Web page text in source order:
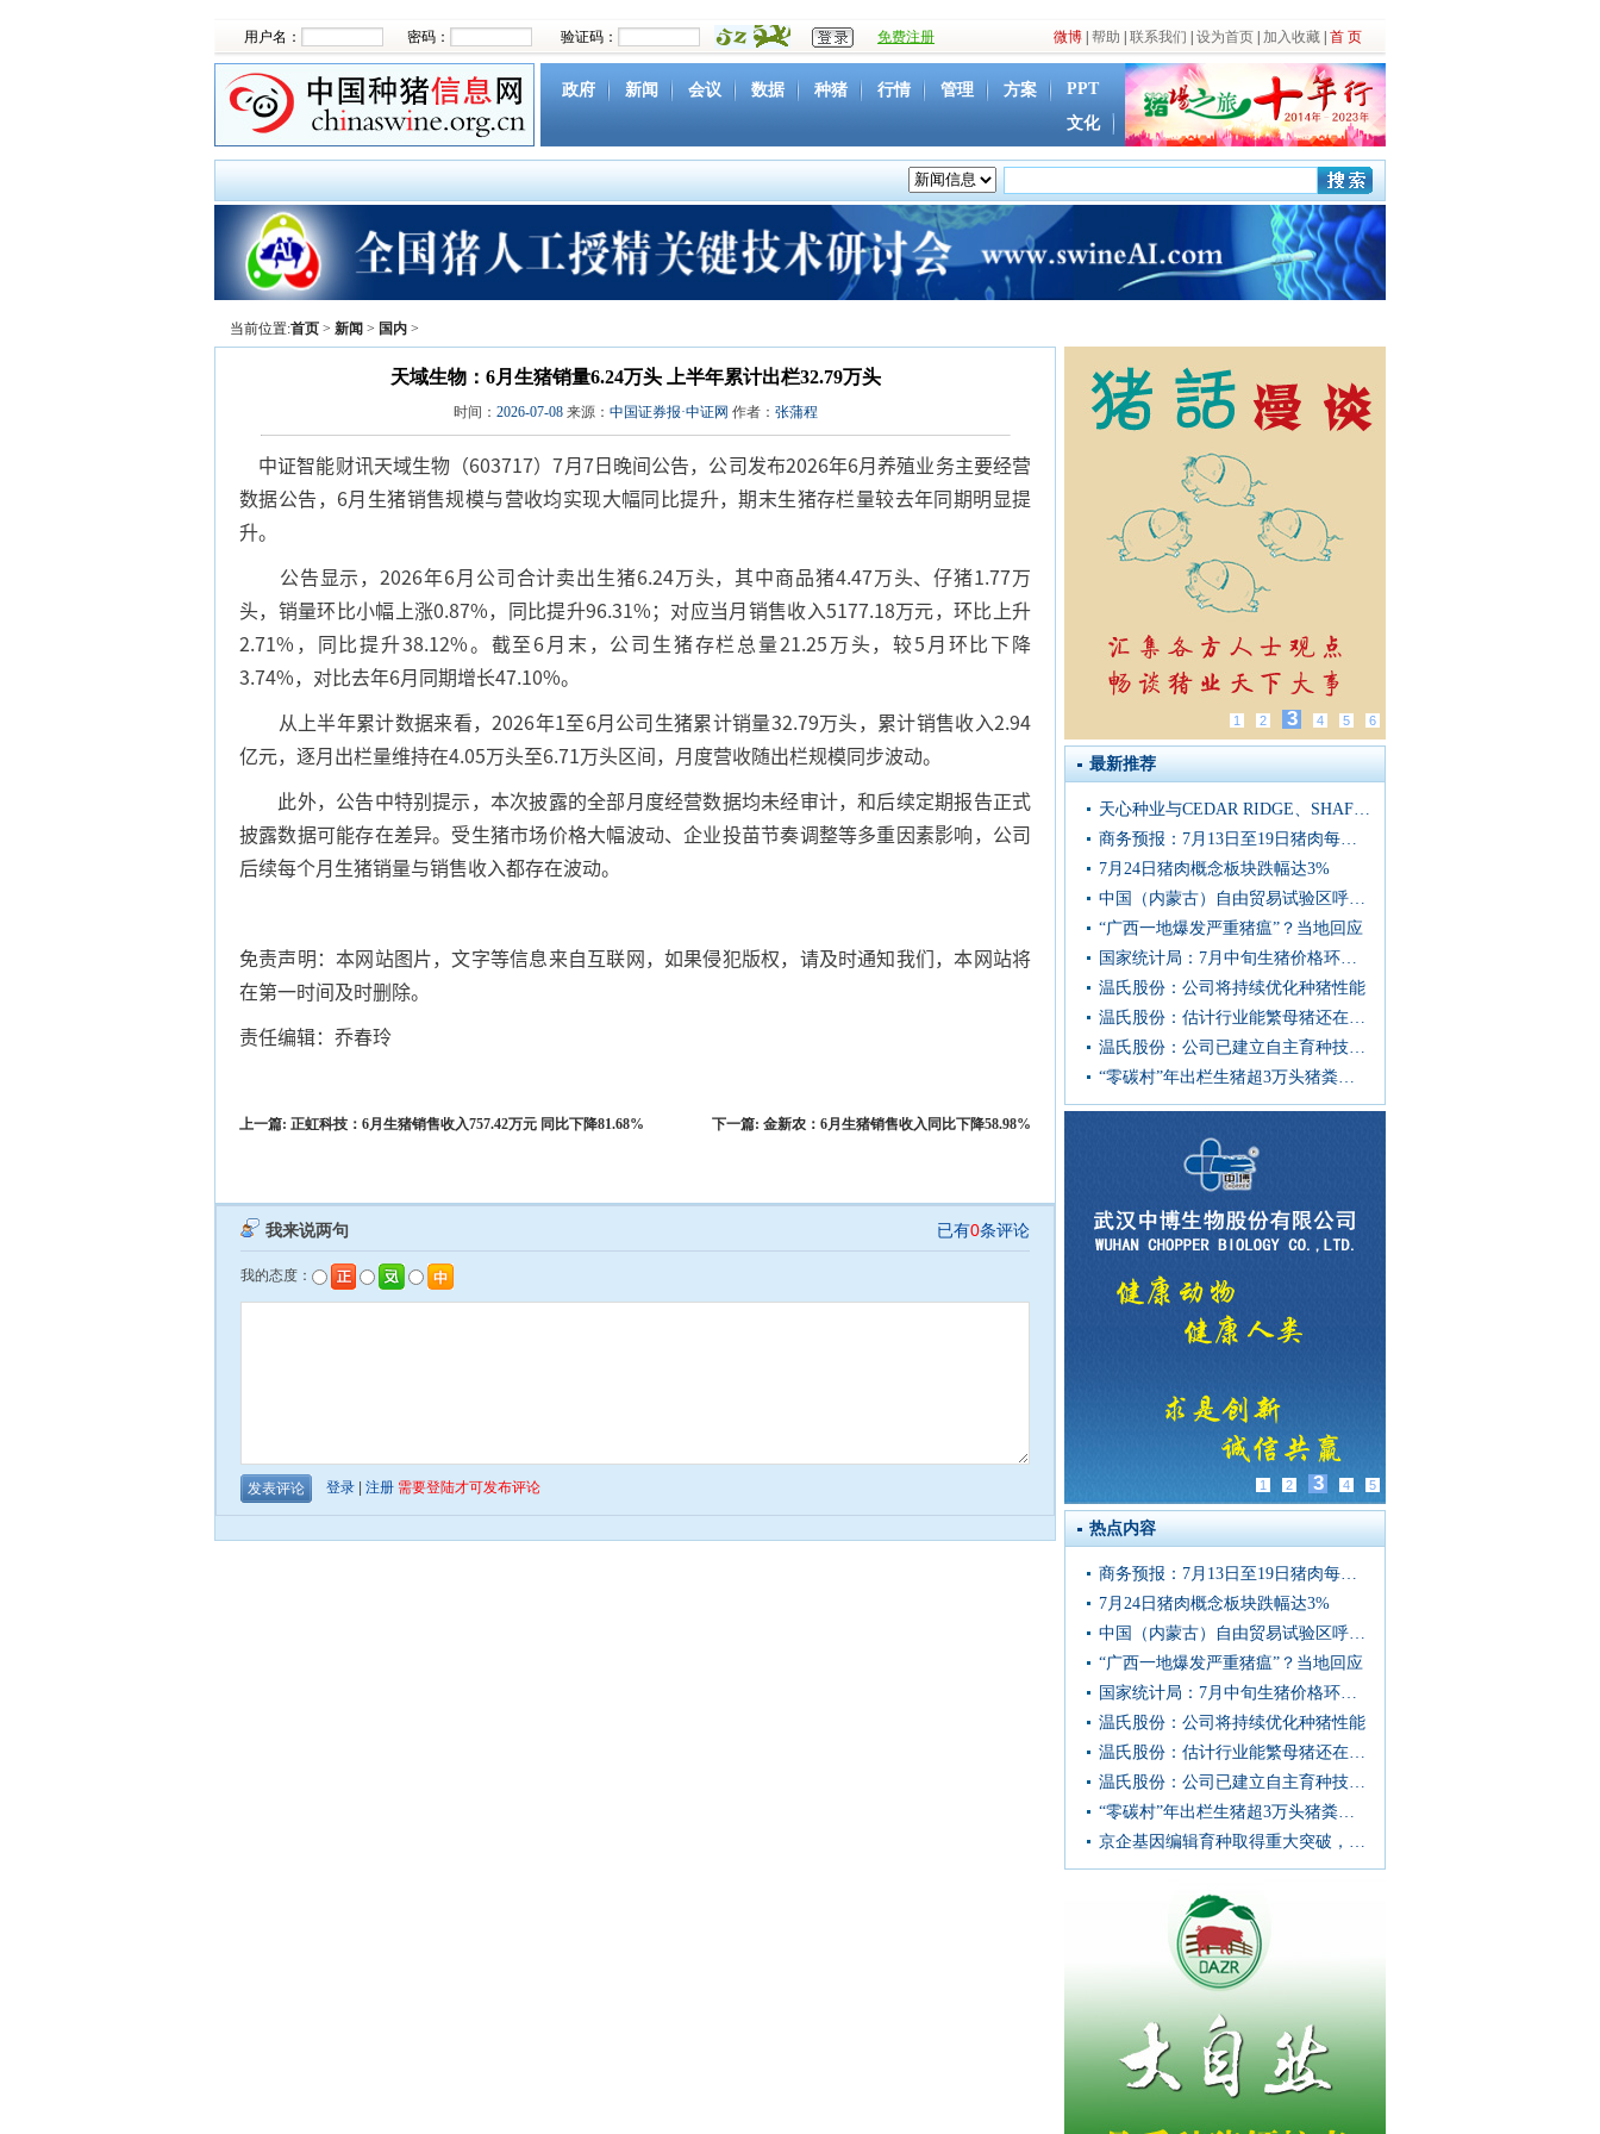
用户名： 密码： 验证码： 免费注册 微博 帮助 联系我们 设为首页 加入收藏 首 页
政府 新闻 会议 数据 种猪 行情 管理 方案
PPT
文化
资源
社团 下载 育种 营养 环境 猪病 视频
当前位置:首页 > 新闻 > 国内 >
天域生物：6月生猪销量6.24万头 上半年累计出栏32.79万头
时间： 2026-07-08来源： 中国证券报·中证网 作者： 张蒲程
中证智能财讯天域生物（603717）7月7日晚间公告，公司发布2026年6月养殖业务主要经营
数据公告，6月生猪销售规模与营收均实现大幅同比提升，期末生猪存栏量较去年同期明显提
升。
公告显示，2026年6月公司合计卖出生猪6.24万头，其中商品猪4.47万头、仔猪1.77万
头，销量环比小幅上涨0.87%，同比提升96.31%；对应当月销售收入5177.18万元，环比上升
2.71%，同比提升38.12%。截至6月末，公司生猪存栏总量21.25万头，较5月环比下降
3.74%，对比去年6月同期增长47.10%。
从上半年累计数据来看，2026年1至6月公司生猪累计销量32.79万头，累计销售收入2.94
亿元，逐月出栏量维持在4.05万头至6.71万头区间，月度营收随出栏规模同步波动。
此外，公告中特别提示，本次披露的全部月度经营数据均未经审计，和后续定期报告正式
披露数据可能存在差异。受生猪市场价格大幅波动、企业投苗节奏调整等多重因素影响，公司
后续每个月生猪销量与销售收入都存在波动。
免责声明：本网站图片，文字等信息来自互联网，如果侵犯版权，请及时通知我们，本网站将
在第一时间及时删除。
责任编辑：乔春玲
上一篇: 正虹科技：6月生猪销售收入757.42万元 同比下降81.68% 下一篇: 金新农：6月生猪销售收入同比下降58.98%
1 2 3 4 5 6
最新推荐
天心种业与CEDAR RIDGE、SHAFFER GENETICS合作基因育种项目新闻发布会于武汉召开
商务预报：7月13日至19日猪肉每公斤16.88元，上涨1.6%
7月24日猪肉概念板块跌幅达3%
中国（内蒙古）自由贸易试验区呼和浩特片区第二单冷冻猪肉发往蒙古国
“广西一地爆发严重猪瘟”？当地回应
国家统计局：7月中旬生猪价格环比上涨0.9%
温氏股份：公司将持续优化种猪性能
温氏股份：估计行业能繁母猪还在持续去化
温氏股份：公司已建立自主育种技术体系和核心种群体系
“零碳村”年出栏生猪超3万头猪粪去哪儿了
1 2 3 4 5
热点内容
商务预报：7月13日至19日猪肉每公斤16.88元，上涨1.6%
7月24日猪肉概念板块跌幅达3%
中国（内蒙古）自由贸易试验区呼和浩特片区第二单冷冻猪肉发往蒙古国
“广西一地爆发严重猪瘟”？当地回应
国家统计局：7月中旬生猪价格环比上涨0.9%
温氏股份：公司将持续优化种猪性能
温氏股份：估计行业能繁母猪还在持续去化
温氏股份：公司已建立自主育种技术体系和核心种群体系
“零碳村”年出栏生猪超3万头猪粪去哪儿了
京企基因编辑育种取得重大突破，抗蓝耳猪迎来产业化临界点